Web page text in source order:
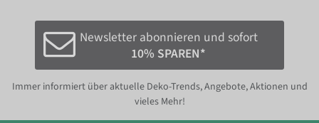
Newsletter abonnieren und sofort
10% SPAREN*
Immer informiert über aktuelle Deko-Trends, Angebote, Aktionen und
vieles Mehr!